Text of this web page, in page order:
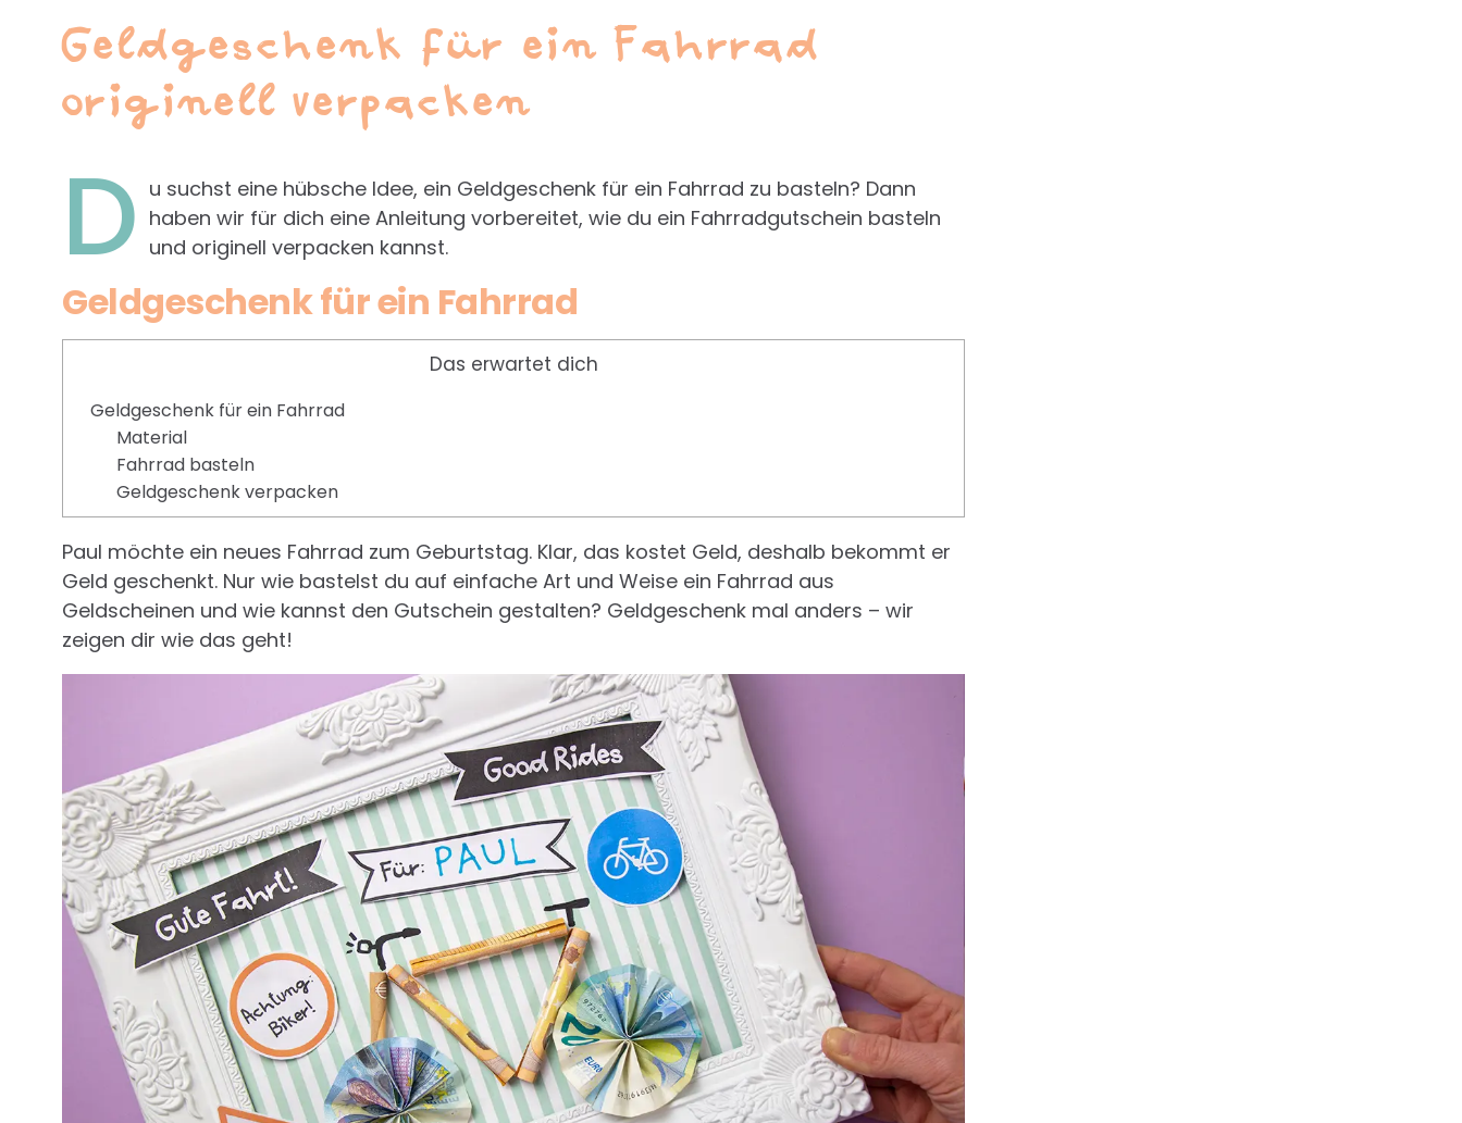
Geldgeschenk für ein Fahrrad
originell verpacken
D u suchst eine hübsche Idee, ein Geldgeschenk für ein Fahrrad zu basteln? Dann
haben wir für dich eine Anleitung vorbereitet, wie du ein Fahrradgutschein basteln
und originell verpacken kannst.
Geldgeschenk für ein Fahrrad
Das erwartet dich
Geldgeschenk für ein Fahrrad
Material
Fahrrad basteln
Geldgeschenk verpacken
Paul möchte ein neues Fahrrad zum Geburtstag. Klar, das kostet Geld, deshalb bekommt er
Geld geschenkt. Nur wie bastelst du auf einfache Art und Weise ein Fahrrad aus
Geldscheinen und wie kannst den Gutschein gestalten? Geldgeschenk mal anders – wir
zeigen dir wie das geht!